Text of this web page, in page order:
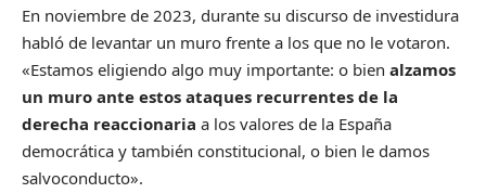
En noviembre de 2023, durante su discurso de investidura
habló de levantar un muro frente a los que no le votaron.
«Estamos eligiendo algo muy importante: o bien alzamos
un muro ante estos ataques recurrentes de la
derecha reaccionaria a los valores de la España
democrática y también constitucional, o bien le damos
salvoconducto».